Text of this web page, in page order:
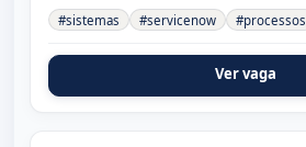
#sistemas #servicenow #processos
Ver vaga